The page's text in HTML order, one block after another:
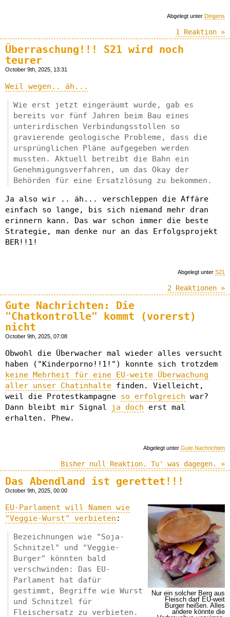
Abgelegt unter Dingens
1 Reaktion »
Überraschung!!! S21 wird noch
teurer
October 9th, 2025, 13:31
Weil wegen.. äh...
Wie erst jetzt eingeräumt wurde, gab es
bereits vor fünf Jahren beim Bau eines
unterirdischen Verbindungsstollen so
gravierende geologische Probleme, dass die
ursprünglichen Pläne aufgegeben werden
mussten. Aktuell betreibt die Bahn ein
Genehmigungsverfahren, um das Okay der
Behörden für eine Ersatzlösung zu bekommen.
Ja also wir .. äh... verschleppen die Affäre
einfach so lange, bis sich niemand mehr dran
erinnern kann. Das war schon immer die beste
Strategie, man denke nur an das Erfolgsprojekt
BER!!1!
Abgelegt unter S21
2 Reaktionen »
Gute Nachrichten: Die
"Chatkontrolle" kommt (vorerst)
nicht
October 9th, 2025, 07:08
Obwohl die Überwacher mal wieder alles versucht
haben ("Kinderporno!!1!") konnte sich trotzdem
keine Mehrheit für eine EU-weite Überwachung
aller unser Chatinhalte finden. Vielleicht,
weil die Protestkampagne so erfolgreich war?
Dann bleibt mir Signal
ja doch erst mal
erhalten. Phew.
Abgelegt unter Gute Nachrichten
Bisher null Reaktion. Tu' was dagegen. »
Das Abendland ist gerettet!!!
October 9th, 2025, 00:00
Nur ein solcher Berg aus
Fleisch darf EU-weit
Burger heißen. Alles
andere könnte die
EU-Parlament will Namen wie
"Veggie-Wurst" verbieten :
Bezeichnungen wie "Soja-
Schnitzel" und "Veggie-
Burger" könnten bald
verschwinden: Das EU-
Parlament hat dafür
gestimmt, Begriffe wie Wurst
und Schnitzel für
Fleischersatz zu verbieten.